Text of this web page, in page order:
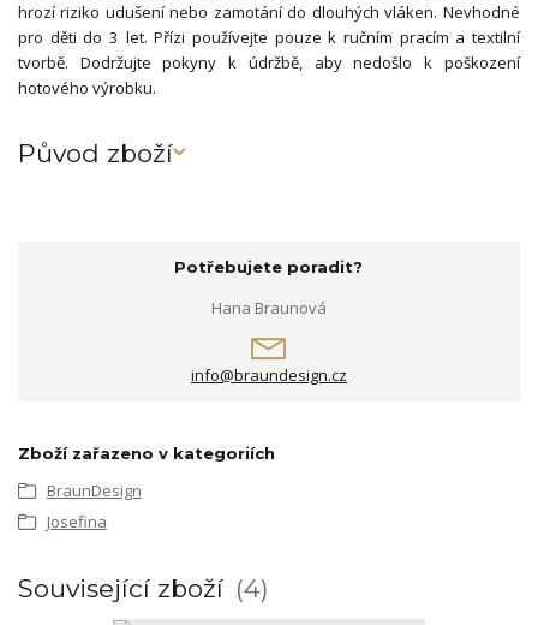
hrozí riziko udušení nebo zamotání do dlouhých vláken. Nevhodné
pro děti do 3 let. Přízi používejte pouze k ručním pracím a textilní
tvorbě. Dodržujte pokyny k údržbě, aby nedošlo k poškození
hotového výrobku.
Původ zboží
Potřebujete poradit?
Hana Braunová
info@braundesign.cz
Zboží zařazeno v kategoriích
BraunDesign
Josefina
Související zboží 4